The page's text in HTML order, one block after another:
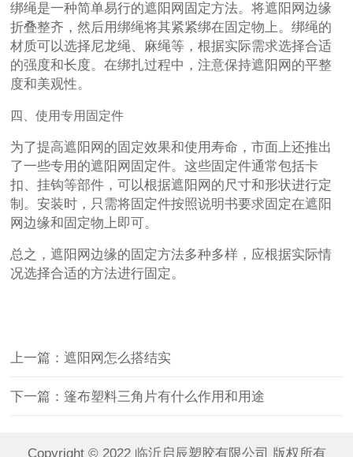
绑绳是一种简单易行的遮阳网固定方法。将遮阳网边缘
折叠整齐，然后用绑绳将其紧紧绑在固定物上。绑绳的
材质可以选择尼龙绳、麻绳等，根据实际需求选择合适
的强度和长度。在绑扎过程中，注意保持遮阳网的平整
度和美观性。
四、使用专用固定件
为了提高遮阳网的固定效果和使用寿命，市面上还推出
了一些专用的遮阳网固定件。这些固定件通常包括卡
扣、挂钩等部件，可以根据遮阳网的尺寸和形状进行定
制。安装时，只需将固定件按照说明书要求固定在遮阳
网边缘和固定物上即可。
总之，遮阳网边缘的固定方法多种多样，应根据实际情
况选择合适的方法进行固定。
上一篇：遮阳网怎么搭结实
下一篇：篷布塑料三角片有什么作用和用途
Copyright © 2022 临沂启辰塑胶有限公司 版权所有